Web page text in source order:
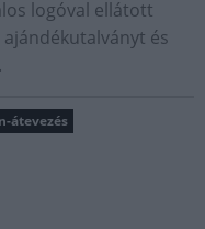
logóval ellátott
és
átevezés